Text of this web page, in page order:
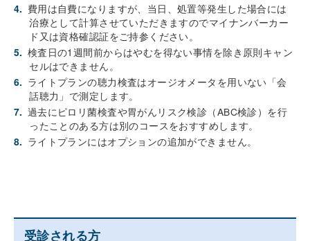
4. 費用は自費になりますが、当日、処置等発生した場合には
治療として計算させていただきますのでマイナンバーカー
ド又は資格確認証をご持参ください。
5. 検査日の1週間前からはやむを得ない事情を除き原則キャン
セルはできません。
6. ライトプランの聴力検査はオージオメータを用いない「会
話聴力」で測定します。
7. 過去にピロリ菌検査や胃がんリスク検診（ABC検診）を行
ったことのある方は別のコースをおすすめします。
8. ライトプランにはオプションの追加ができません。
受診される方